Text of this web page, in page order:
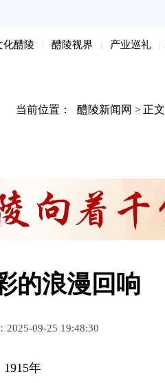
化醴陵 醴陵视界 产业巡礼
当前位置： 醴陵新闻网 > 正文
的浪漫回响
2025-09-25 19:48:30
1915年